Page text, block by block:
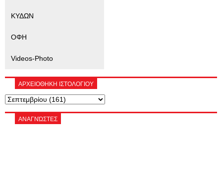
ΚΥΔΩΝ
ΟΦΗ
Videos-Photo
ΑΡΧΕΙΟΘΗΚΗ ΙΣΤΟΛΟΓΙΟΥ
ΑΝΑΓΝΏΣΤΕΣ